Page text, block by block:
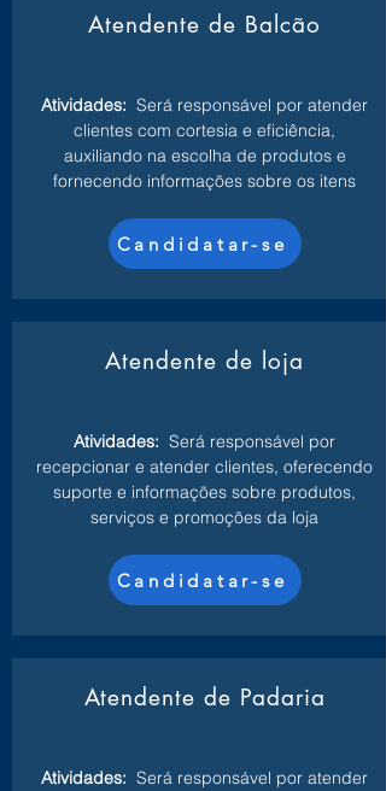
Atendente de Balcão
Atividades: Será responsável por atender
clientes com cortesia e eficiência,
auxiliando na escolha de produtos e
fornecendo informações sobre os itens
Candidatar-se
Atendente de loja
Atividades: Será responsável por
recepcionar e atender clientes, oferecendo
suporte e informações sobre produtos,
serviços e promoções da loja
Candidatar-se
Atendente de Padaria
Atividades: Será responsável por atender